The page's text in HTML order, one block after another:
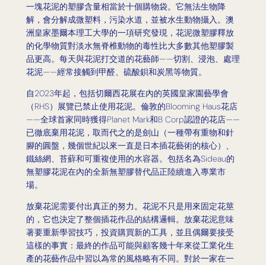
一塊花泥的塑膠含量相當於十個購物袋。它無法生物降
解，會分解成微塑料，污染水道，並被水生動物攝入。澳
洲皇家墨爾本理工大學的一項研究發現，花泥微塑膠釋放
的化學物質對淡水無脊椎動物的毒性比大多數其他塑膠製
品更高。每天與花泥打交道的花藝師——切割、浸泡、處理
花泥——經常接觸到甲醛、硫酸鋇和炭黑等物質。
自2023年起，包括切爾西花展在內的英國皇家園藝學會
（RHS）展覽已禁止使用花泥。倫敦的Blooming Haus花店
——全球首家同時獲得Planet Mark和B Corp認證的花店——
已徹底棄用花泥，取而代之的是劍山（一種帶有重物和針
腳的圓盤，幾個世紀以來一直是日本插花藝術的核心）、
鐵絲網、苔蘚和可重複使用的水容器。包括名為Sideau的
無塑膠花泥在內的全新無塑膠替代品正陸續進入專業市
場。
放棄花泥需要付出真正的努力。花泥不只是用來固定花莖
的，它也決定了整個插花作品的結構邏輯。放棄花泥意味
著要重新學習技巧，投資購買新的工具，並且偶爾要接受
這樣的事實：最終的作品可能與顧客幾十年來從工業化生
產的花藝作品中習以為常的風格略有不同。對於一家在一